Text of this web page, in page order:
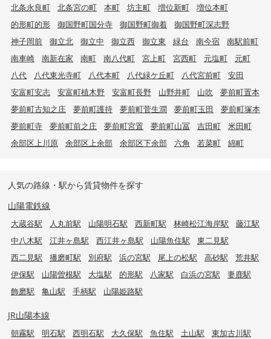
北条永良町
北条宮の町 本町 坊主町 増位新町
増位本町
的形町的形
御国野町国分寺 御国野町御着
御国野町深志野
神子岡前
御立北 御立中 御立西 御立東 緑台 南今宿
南駅前町
南車崎
南新在家 南町 南八代町 宮上町 宮西町 元塩町
元町
八代
八代東光寺町 八代本町 八代緑ケ丘町 八代宮前町
安田
安富町安志
安富町植木野 安富町長野 山野井町 山吹
夢前町置本
夢前町古知之庄
夢前町護持 夢前町菅生澗 夢前町玉田
夢前町塚本
夢前町寺
夢前町前之庄 夢前町宮置 夢前町山冨 吉田町
米田町
余部区上川原
余部区上余部 余部区下余部 六角 若菜町 綿町
人気の路線・駅から賃貸物件を探す
山陽電鉄線
大蔵谷駅 人丸前駅 山陽明石駅 西新町駅 林崎松江海岸駅
藤江駅
中八木駅
江井ヶ島駅 西江井ヶ島駅 山陽魚住駅
東二見駅
西二見駅
播磨町駅 別府駅 浜の宮駅 尾上の松駅 高砂駅
荒井駅
伊保駅
山陽曽根駅 大塩駅 的形駅 八家駅 白浜の宮駅
妻鹿駅
飾磨駅
亀山駅 手柄駅 山陽姫路駅
JR山陽本線
朝霧駅 明石駅 西明石駅 大久保駅 魚住駅 土山駅
東加古川駅